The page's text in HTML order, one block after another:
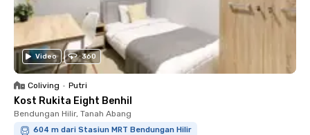
Video 360
Coliving • Putri
Kost Rukita Eight Benhil
Bendungan Hilir, Tanah Abang
604 m dari Stasiun MRT Bendungan Hilir